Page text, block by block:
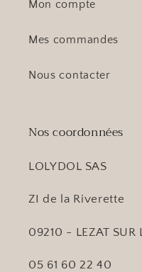
Mon compte
Mes commandes
Nous contacter
Nos coordonnées
LOLYDOL SAS
ZI de la Riverette
09210 - LEZAT SUR
05 61 60 22 40